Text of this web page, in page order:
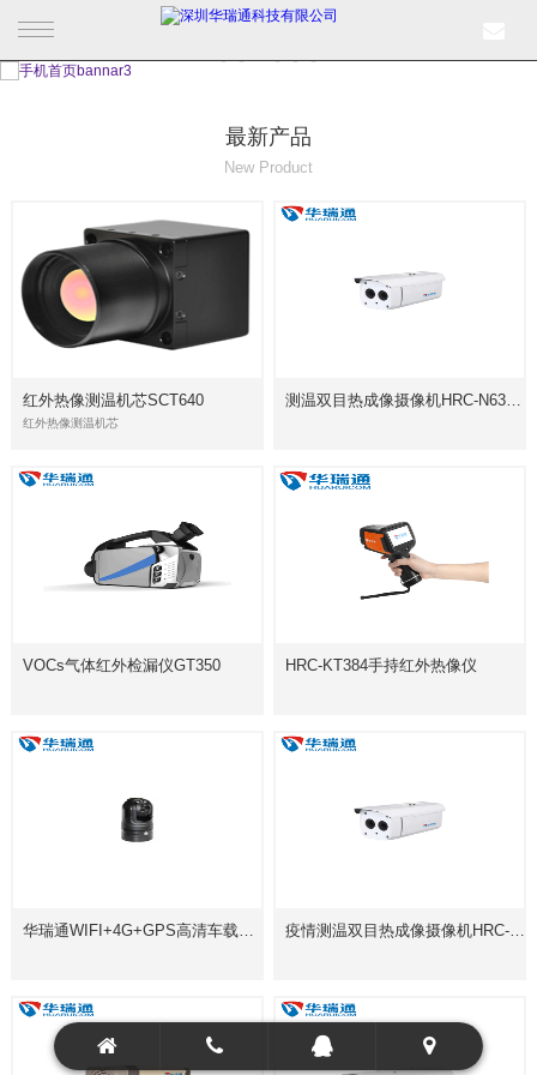
解决方案
成功案例
新闻中心
最新产品
New Product
红外热像测温机芯SCT640
红外热像测温机芯
测温双目热成像摄像机HRC-N6300系列
VOCs气体红外检漏仪GT350 HRC-KT384手持红外热像仪
华瑞通WIFI+4G+GPS高清车载球型摄像机HRC-P6120P 疫情测温双目热成像摄像机HRC-P6500B系列